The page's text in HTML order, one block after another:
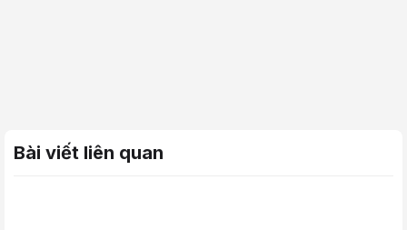
Bài viết liên quan